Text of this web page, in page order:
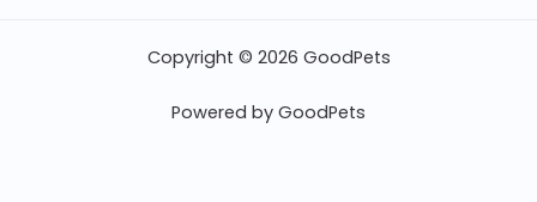
Copyright © 2026 GoodPets
Powered by GoodPets